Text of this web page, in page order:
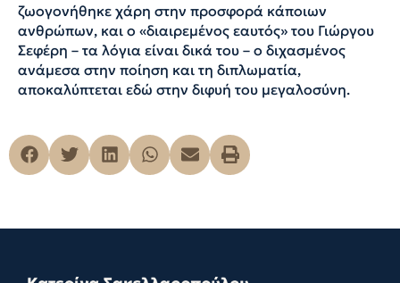
ζωογονήθηκε χάρη στην προσφορά κάποιων
ανθρώπων, και ο «διαιρεμένος εαυτός» του Γιώργου
Σεφέρη – τα λόγια είναι δικά του – ο διχασμένος
ανάμεσα στην ποίηση και τη διπλωματία,
αποκαλύπτεται εδώ στην διφυή του μεγαλοσύνη.